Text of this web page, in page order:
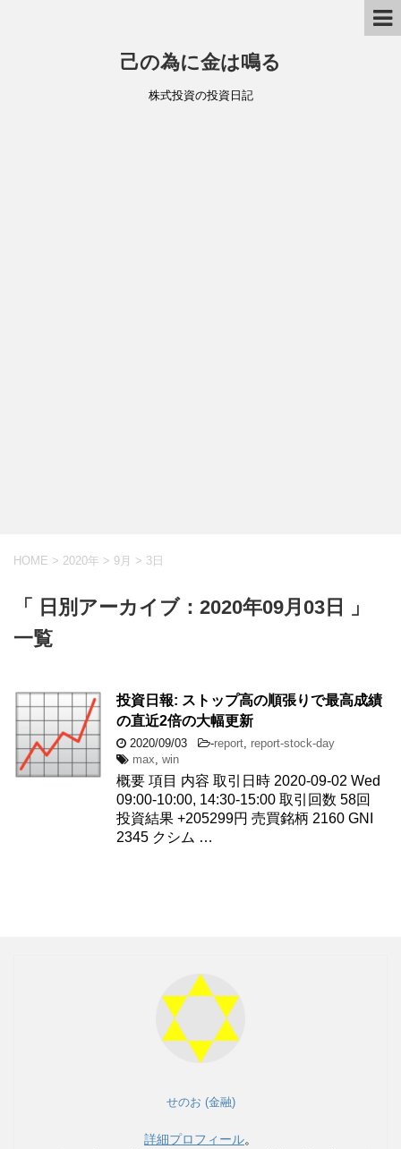
己の為に金は鳴る
株式投資の投資日記
HOME > 2020年 > 9月 > 3日
「 日別アーカイブ：2020年09月03日 」
一覧
投資日報: ストップ高の順張りで最高成績
の直近2倍の大幅更新
2020/09/03 -report report-stock-day
max win
概要 項目 内容 取引日時 2020-09-02 Wed
09:00-10:00, 14:30-15:00 取引回数 58回
投資結果 +205299円 売買銘柄 2160 GNI
2345 クシム …
せのお (金融)
詳細プロフィール。